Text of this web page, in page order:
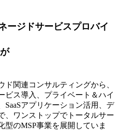
ネージドサービスプロバイ
ド関連コンサルティングから、
ビス導入、プライベート＆ハイ
SaaSアプリケーション活用、デ
、ワンストップでトータルサー
型のMSP事業を展開していま